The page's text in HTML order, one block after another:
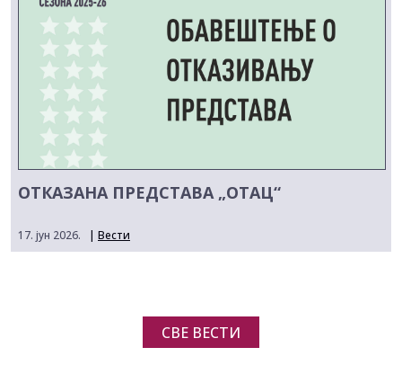
ОТКАЗАНА ПРЕДСТАВА „ОТАЦ“
17. јун 2026. | Вести
СВЕ ВЕСТИ